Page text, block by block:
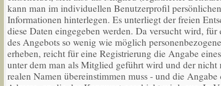
kann man im individuellen Benutzerprofil persönlichen
Informationen hinterlegen. Es unterliegt der freien
diese Daten eingegeben werden. Da versucht wird,
des Angebots so wenig wie möglich
erheben, reicht für eine Registrierung die Angabe
unter dem man als Mitglied geführt wird und der nicht
realen Namen übereinstimmen muss - und die